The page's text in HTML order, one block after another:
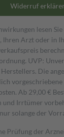
Widerruf
lesen
Ihren Arzt oder in
UVP:
Die
Ab 29,00 €
und Irrtümer
solange der
Prüfung der